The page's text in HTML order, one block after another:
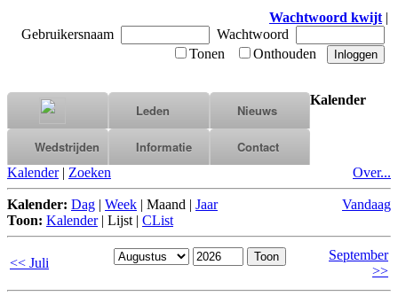
Wachtwoord kwijt |
Gebruikersnaam
Wachtwoord
Tonen
Onthouden
Leden Nieuws
Wedstrijden Informatie Contact
Kalender
Kalender | Zoeken Over...
Kalender: Dag | Week | Maand | Jaar
Toon: Kalender| Lijst | CList
Vandaag
<< Juli
September
>>